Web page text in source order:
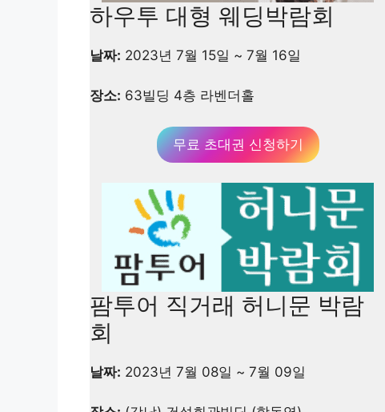
하우투 대형 웨딩박람회
날짜: 2023년 7월 15일 ~ 7월 16일
장소: 63빌딩 4층 라벤더홀
무료 초대권 신청하기
팜투어 직거래 허니문 박람
회
날짜: 2023년 7월 08일 ~ 7월 09일